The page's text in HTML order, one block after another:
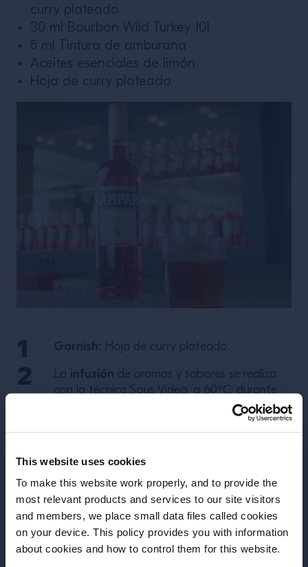
This website uses cookies
To make this website work properly, and to provide the
most relevant products and services to our site visitors
and members, we place small data files called cookies
on your device. This policy provides you with information
about cookies and how to control them for this website.
Antes de comenzar, ¿necesitamos saber su
curry plateado
30 ml Bourbon Wild Turkey 101
5 ml Tintura de amburana
Aceites esenciales de limón
Hoja de curry plateado
Garnish: Hoja de curry plateado.
La infusión de aromas y sabores se realiza
con la técnica Sous Video, a 60ºC, durante
60 minutos, con el fin de aportar notas
especiadas y tostadas de frutos secos.
Boulevardiar es uncóctel emblemático del Tres
Monos. Un Boulevardier connotas tostadas y
especiadas.
Más recetas